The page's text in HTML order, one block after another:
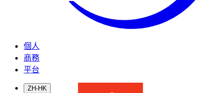
個人
商務
平台
ZH-HK